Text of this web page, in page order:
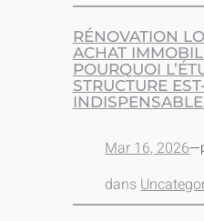
RÉNOVATION
ACHAT
POURQUOI
STRUCTURE
Mar 16, 2026—
dans